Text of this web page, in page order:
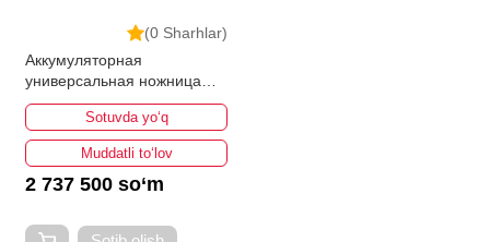
(0 Sharhlar)
Аккумуляторная
универсальная ножница
Bosch GUS 12V-300
ProfessionalSotuvda yo‘q
Muddatli to‘lov
2 737 500 so‘m